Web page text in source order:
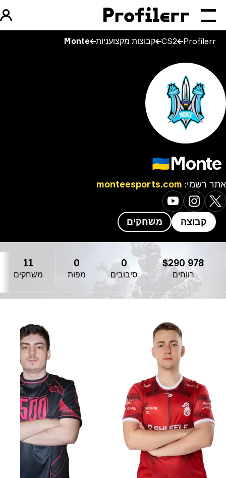
Profilerr
CS2 קבוצות מקצועניות Monte
🇺🇦
רשמי:
monteesports.com
קבוצה משחקים
רווחים
$290 978
סיבובים מפות משחקים